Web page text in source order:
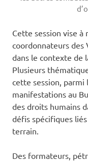
Cette session vise à
coordonnateurs des
dans le contexte de
Plusieurs
cette session,
manifestations au
des droits humains
défis spécifiques
terrain.
Des formateurs,